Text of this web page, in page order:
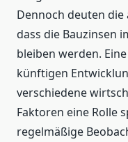
Dennoch deuten
dass die Bauzinsen
bleiben werden.
künftigen
verschiedene
Faktoren eine Rolle
regelmäßige